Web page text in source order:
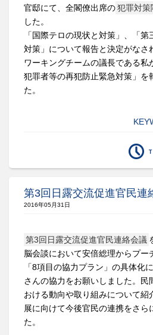
官邸にて、全閣僚出席の犯罪対策
した。
「国際テロの現状と対策」、「
対策」について報告と決定がなさ
ワーキングチームの議長である私
犯罪者等の再犯防止緊急対策」を
た。
第3回日露交流促進官民連
2016年05月31日
第3回日露交流促進官民連絡会議
脳会談において安倍総理からプー
「8項目の協力プラン」の具体化
さんの協力をお願いしました。民
おける動向や取り組みについて紹
展に向けて今後官民の連携をさら
た。